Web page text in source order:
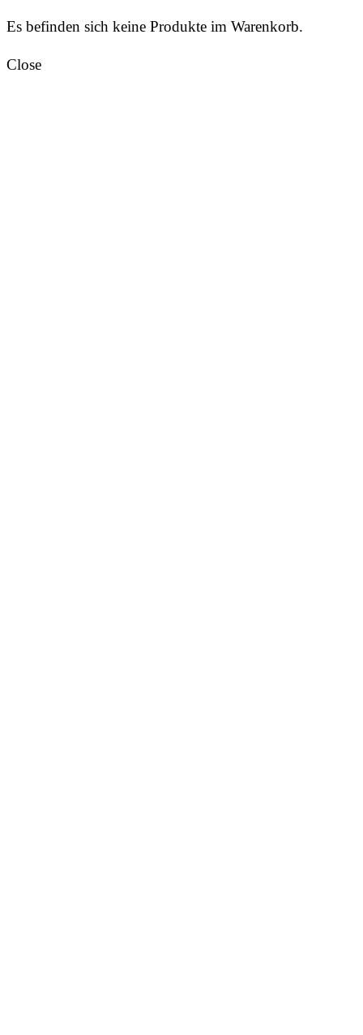
Es befinden sich keine Produkte im Warenkorb.
Close